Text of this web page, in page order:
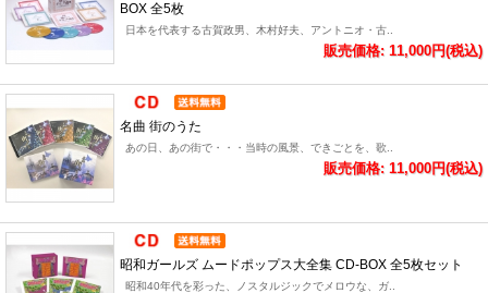
BOX 全5枚
日本を代表する古賀政男、木村好夫、アントニオ・古..
販売価格: 11,000円(税込)
名曲 街のうた
あの日、あの街で・・・当時の風景、できごとを、歌..
販売価格: 11,000円(税込)
昭和ガールズ ムードポップス大全集 CD-BOX 全5枚セット
昭和40年代を彩った、ノスタルジックでメロウな、ガ..